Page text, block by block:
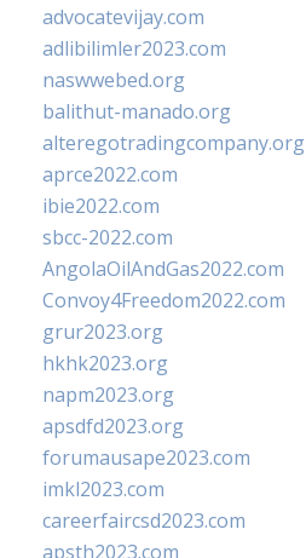
advocatevijay.com
adlibilimler2023.com
naswwebed.org
balithut-manado.org
alteregotradingcompany.org
aprce2022.com
ibie2022.com
sbcc-2022.com
AngolaOilAndGas2022.com
Convoy4Freedom2022.com
grur2023.org
hkhk2023.org
napm2023.org
apsdfd2023.org
forumausape2023.com
imkl2023.com
careerfaircsd2023.com
apsth2023.com